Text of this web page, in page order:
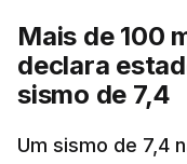
Mais de 100
declara
sismo de 7,4
Um sismo de 7,4